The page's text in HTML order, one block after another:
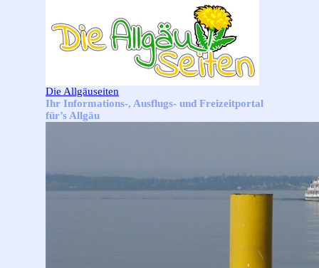
Die Allgäuseiten
Ihr Informations-, Ausflugs- und Freizeitportal
für’s Allgäu